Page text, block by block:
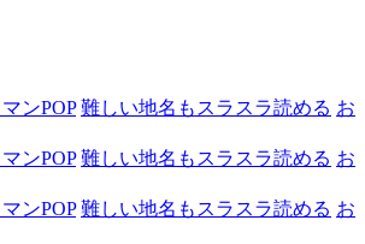
ンPOP 難しい地名もスラスラ読める お
ンPOP 難しい地名もスラスラ読める お
ンPOP 難しい地名もスラスラ読める お